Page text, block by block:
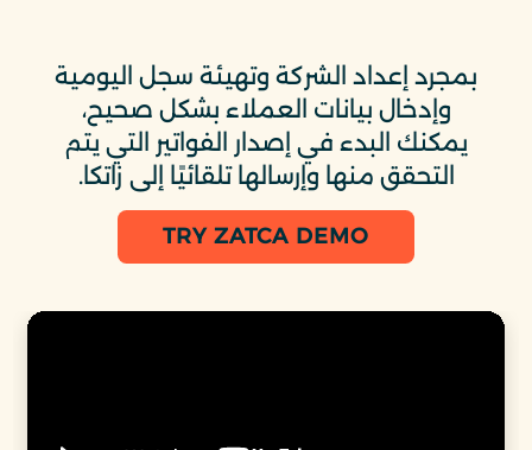
بمجرد إعداد الشركة وتهيئة سجل اليومية
وإدخال بيانات العملاء بشكل صحيح،
يمكنك البدء في إصدار الفواتير التي يتم
التحقق منها وإرسالها تلقائيًا إلى زاتكا.
TRY ZATCA DEMO